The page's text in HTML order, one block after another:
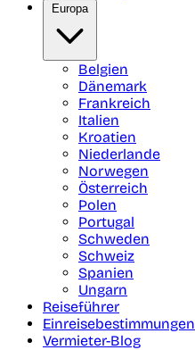
Europa
Belgien
Dänemark
Frankreich
Italien
Kroatien
Niederlande
Norwegen
Österreich
Polen
Portugal
Schweden
Schweiz
Spanien
Ungarn
Reiseführer
Einreisebestimmungen
Vermieter-Blog